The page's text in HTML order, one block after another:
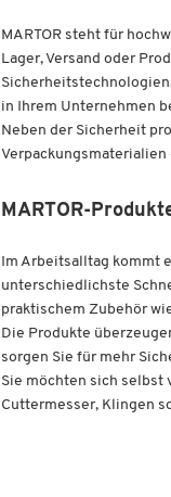
MARTOR steht für
Lager, Versand oder
in Ihrem Unternehmen
Neben der Sicherheit
Verpackungsmaterialien
MARTOR-
Im Arbeitsalltag kommt
unterschiedlichste
praktischem Zubehör
Die Produkte
sorgen Sie für mehr
Sie möchten sich selbst
Cuttermesser, Klingen